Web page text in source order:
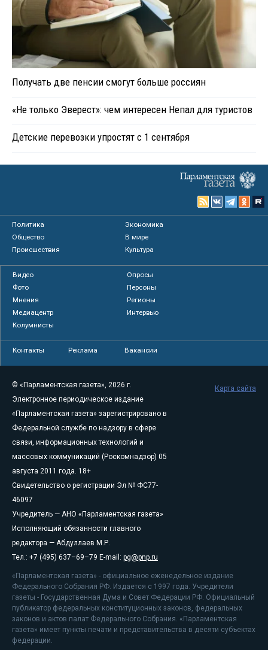
Получать две пенсии смогут больше россиян
«Не только Эверест»: чем интересен Непал для туристов
Детские перевозки упростят с 1 сентября
Политика
Экономика
Общество
В мире
Происшествия
Культура
Видео
Опросы
Фото
Персоны
Мнения
Регионы
Медиацентр
Интервью
Колумнисты
Контакты Реклама Вакансии
© «Парламентская газета», 2026 г.
Электронное периодическое издание
«Парламентская газета» зарегистрировано в
Федеральной службе по надзору в сфере
связи, информационных технологий и
массовых коммуникаций (Роскомнадзор) 05
августа 2011 года. 18+
Свидетельство о регистрации Эл № ФС77-
46097
Учредитель — АНО «Парламентская газета»
Исполняющий обязанности главного
редактора — Абдуллаев М.Р.
Тел.: +7 (495) 637–69–79 E-mail: pg@pnp.ru
«Парламентская газета» - официальное еженедельное издание
Федерального Собрания РФ. Издается с 1997 года. Учредители
газеты - Государственная Дума и Совет Федерации РФ. Официальный
публикатор федеральных конституционных законов, федеральных
законов и актов палат Федерального Собрания. «Парламентская
газета» имеет пункты печати и представительства в десяти субъектах
федерации.
Карта сайта